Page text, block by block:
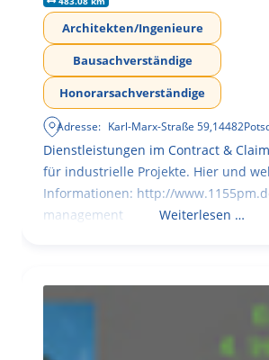
Architekten/Ingenieure
Bausachverständige
Honorarsachverständige
Adresse: Karl-Marx-Straße 59,14482
Dienstleistungen im Contract &
für industrielle Projekte. Hier und
Informationen: http://
management
Weiterlesen …